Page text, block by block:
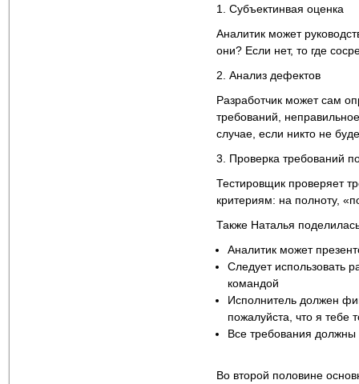
1. Субъектинвая оценка
Аналитик может
они? Если нет, то где
2. Анализ дефектов
Разработчик может сам
требований,
случае, если никто не
3. Проверка требований
Тестировщик проверяет
критериям: на полноту,
Также Наталья
Аналитик может
Следует использовать
командой
Исполнитель должен
пожалуйста, что я тебе
Все требования
Во второй половине